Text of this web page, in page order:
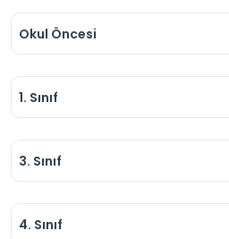
kimlik ibraz edilmelidir.
Talimatlara Uyum: Ziyaret
sırasında verilen tüm iş
talimatlarına eksiksiz
Okul Öncesi
1. Sınıf
3. Sınıf
4. Sınıf